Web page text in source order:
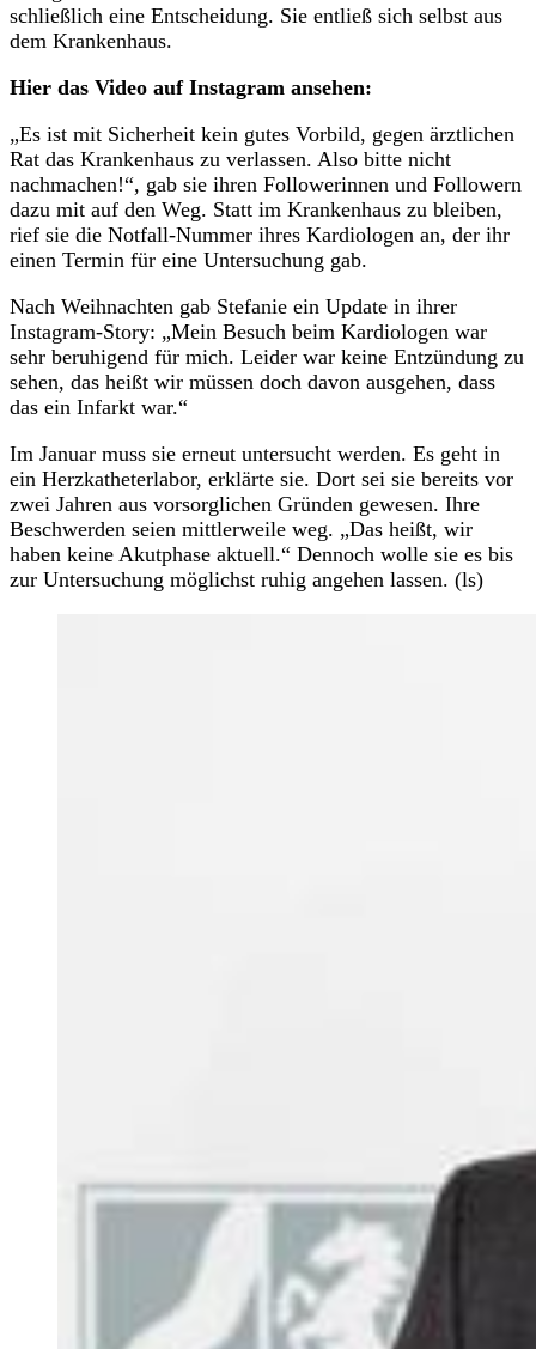
schließlich eine Entscheidung. Sie entließ sich selbst aus
dem Krankenhaus.
Hier das Video auf Instagram ansehen:
„Es ist mit Sicherheit kein gutes Vorbild, gegen ärztlichen
Rat das Krankenhaus zu verlassen. Also bitte nicht
nachmachen!“, gab sie ihren Followerinnen und Followern
dazu mit auf den Weg. Statt im Krankenhaus zu bleiben,
rief sie die Notfall-Nummer ihres Kardiologen an, der ihr
einen Termin für eine Untersuchung gab.
Nach Weihnachten gab Stefanie ein Update in ihrer
Instagram-Story: „Mein Besuch beim Kardiologen war
sehr beruhigend für mich. Leider war keine Entzündung zu
sehen, das heißt wir müssen doch davon ausgehen, dass
das ein Infarkt war.“
Im Januar muss sie erneut untersucht werden. Es geht in
ein Herzkatheterlabor, erklärte sie. Dort sei sie bereits vor
zwei Jahren aus vorsorglichen Gründen gewesen. Ihre
Beschwerden seien mittlerweile weg. „Das heißt, wir
haben keine Akutphase aktuell.“ Dennoch wolle sie es bis
zur Untersuchung möglichst ruhig angehen lassen. (ls)